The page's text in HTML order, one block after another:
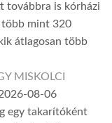
továbbra is kórházi
több mint 320
átlagosan több
MISKOLCI
08-06
egy takarítóként